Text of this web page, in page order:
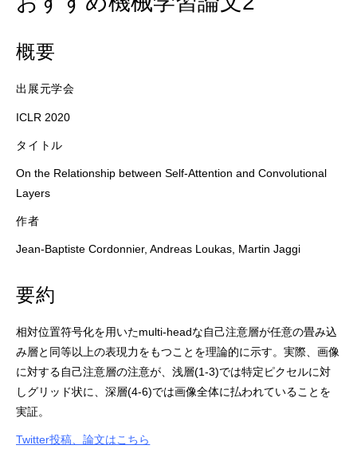
概要
出展元学会
ICLR 2020
タイトル
On the Relationship between Self-Attention and Convolutional
Layers
作者
Jean-Baptiste Cordonnier, Andreas Loukas, Martin Jaggi
要約
相対位置符号化を用いたmulti-headな自己注意層が任意の畳み込
み層と同等以上の表現力をもつことを理論的に示す。実際、画像
に対する自己注意層の注意が、浅層(1-3)では特定ピクセルに対
しグリッド状に、深層(4-6)では画像全体に払われていることを
実証。
Twitter投稿、論文はこちら